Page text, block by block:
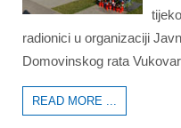
radionici u organizaciji
Domovinskog rata
READ MORE ...